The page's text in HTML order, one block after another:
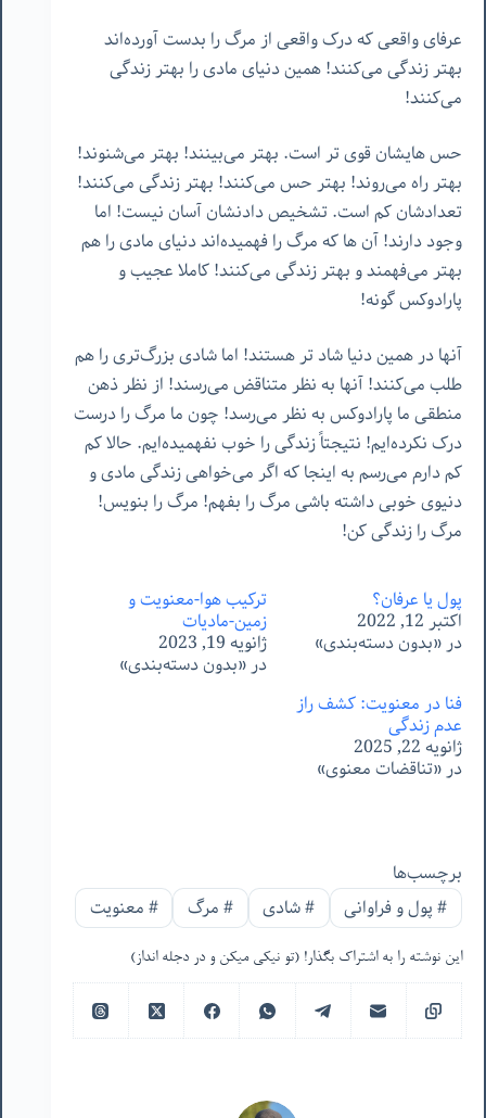
عرفای واقعی که درک واقعی از مرگ را بدست آورده‌اند
بهتر زندگی می‌کنند! همین دنیای مادی را بهتر زندگی
می‌کنند!
حس هایشان قوی تر است. بهتر می‌بینند! بهتر می‌شنوند!
بهتر راه می‌روند! بهتر حس می‌کنند! بهتر زندگی می‌کنند!
تعدادشان کم است. تشخیص دادنشان آسان نیست! اما
وجود دارند! آن ها که مرگ را فهمیده‌اند دنیای مادی را هم
بهتر می‌فهمند و بهتر زندگی می‌کنند! کاملا عجیب و
پارادوکس گونه!
آنها در همین دنیا شاد تر هستند! اما شادی بزرگ‌تری را هم
طلب می‌کنند! آنها به نظر متناقض می‌رسند! از نظر ذهن
منطقی ما پارادوکس به نظر می‌رسد! چون ما مرگ را درست
درک نکرده‌ایم! نتیجتاً زندگی را خوب نفهمیده‌ایم. حالا کم
کم دارم می‌رسم به اینجا که اگر می‌خواهی زندگی مادی و
دنیوی خوبی داشته باشی مرگ را بفهم! مرگ را بنویس!
مرگ را زندگی کن!
پول یا عرفان؟
اکتبر 12, 2022
در «بدون دسته‌بندی»
ترکیب هوا-معنویت و
زمین-مادیات
ژانویه 19, 2023
در «بدون دسته‌بندی»
فنا در معنویت: کشف راز
عدم زندگی
ژانویه 22, 2025
در «تناقضات معنوی»
برچسب‌ها
#پول و فراوانی #شادی #مرگ #معنویت
این نوشته را به اشتراک بگذار! (تو نیکی میکن و در دجله انداز)